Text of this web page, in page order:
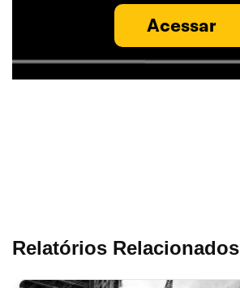
Acessar
Relatórios Relacionados